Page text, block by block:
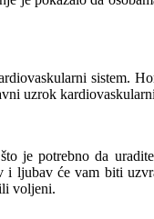
sistem.
uzrok
je potrebno da
ljubav će vam biti
voljeni.